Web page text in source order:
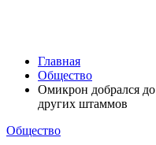
Главная
Общество
Омикрон добрался
других штаммов
Общество